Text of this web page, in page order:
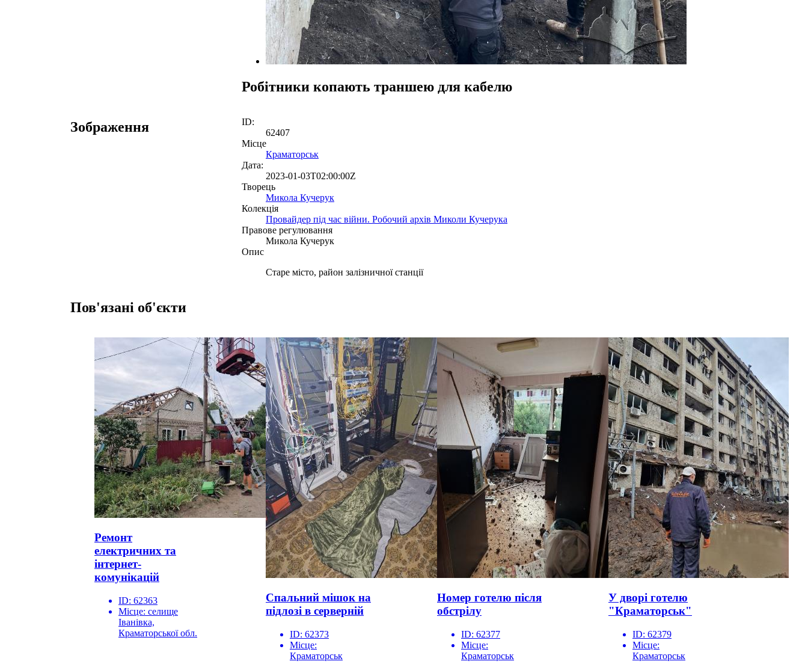
Робітники копають траншею для кабелю
Зображення
ID:
62407
Місце
Краматорськ
Дата:
2023-01-03T02:00:00Z
Творець
Микола Кучерук
Колекція
Провайдер під час війни. Робочий архів Миколи Кучерука
Правове регулювання
Микола Кучерук
Опис
Старе місто, район залізничної станції
Пов'язані об'єкти
Ремонт
електричних та
інтернет-
комунікацій
ID: 62363
Місце: селище
Іванівка,
Краматорської обл.
Спальний мішок на
підлозі в серверній
ID: 62373
Місце:
Краматорськ
Номер готелю після
обстрілу
ID: 62377
Місце:
Краматорськ
У дворі готелю
"Краматорськ"
ID: 62379
Місце:
Краматорськ